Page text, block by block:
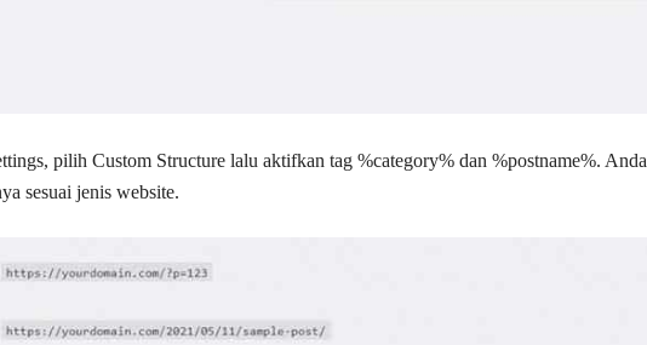
pilih Custom Structure lalu aktifkan tag %category% dan %postname%. Anda
sesuai jenis website.